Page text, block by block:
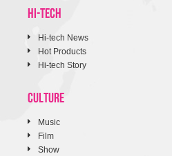
HI-TECH
Hi-tech News
Hot Products
Hi-tech Story
CULTURE
Music
Film
Show